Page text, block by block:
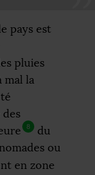
pays est
pluies
mal la
des
8
du
ou
en zone